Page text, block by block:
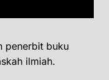
penerbit buku
ilmiah.